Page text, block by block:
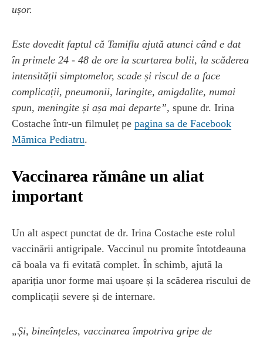
ușor.
Este dovedit faptul că Tamiflu ajută atunci când e dat
în primele 24 - 48 de ore la scurtarea bolii, la scăderea
intensității simptomelor, scade și riscul de a face
complicații, pneumonii, laringite, amigdalite, numai
spun, meningite și așa mai departe”, spune dr. Irina
Costache într-un filmuleț pe pagina sa de Facebook
Mămica Pediatru.
Vaccinarea rămâne un aliat
important
Un alt aspect punctat de dr. Irina Costache este rolul
vaccinării antigripale. Vaccinul nu promite întotdeauna
că boala va fi evitată complet. În schimb, ajută la
apariția unor forme mai ușoare și la scăderea riscului de
complicații severe și de internare.
„Și, bineînțeles, vaccinarea împotriva gripe de